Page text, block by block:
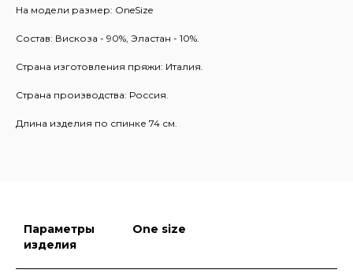
На модели размер: OneSize
Состав: Вискоза - 90%, Эластан - 10%.
Страна изготовления пряжи: Италия.
Страна производства: Россия.
Длина изделия по спинке 74 см.
Параметры
изделия
One size